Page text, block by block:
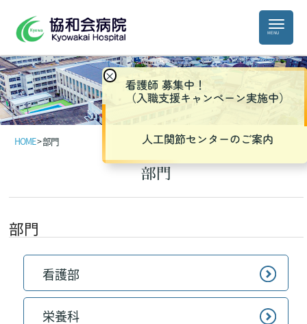
HOME>部門
部門
部門
看護部
栄養科
×
看護師 募集中！
（入職支援キャンペーン実施中）
人工関節センターのご案内